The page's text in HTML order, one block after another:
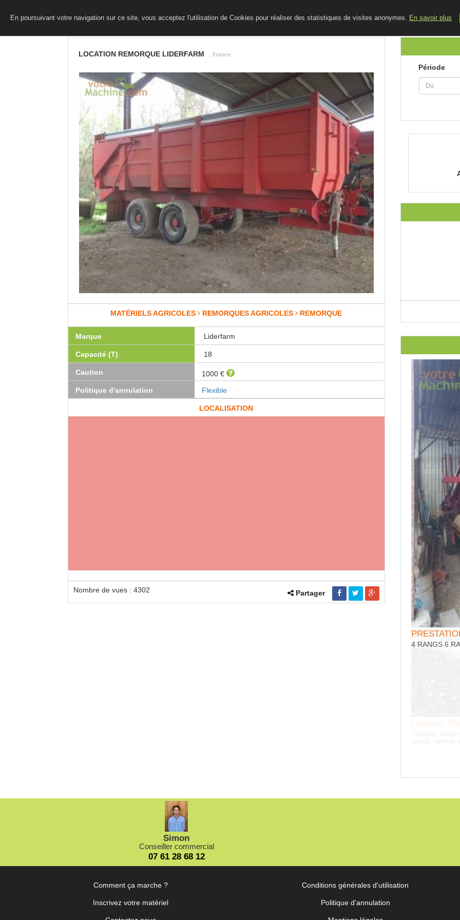
En poursuivant votre navigation sur ce site, vous acceptez l'utilisation de Cookies pour réaliser des statistiques de visites anonymes. En savoir plus
LOCATION REMORQUE LIDERFARM , France
MATÉRIELS AGRICOLES REMORQUES AGRICOLES REMORQUE
Marque Liderfarm
Capacité (T) 18
Caution
1000 €
Politique d'annulation
Flexible
LOCALISATION
Nombre de vues : 4302 Partager
Période
4 RANGS 6
Simon
Conseiller commercial
07 61 28 68 12
Comment ça marche ?
Inscrivez votre matériel
Conditions générales d'utilisation
Politique d'annulation